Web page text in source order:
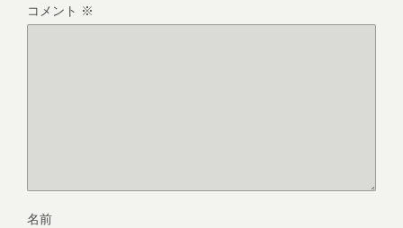
コメント ※
名前